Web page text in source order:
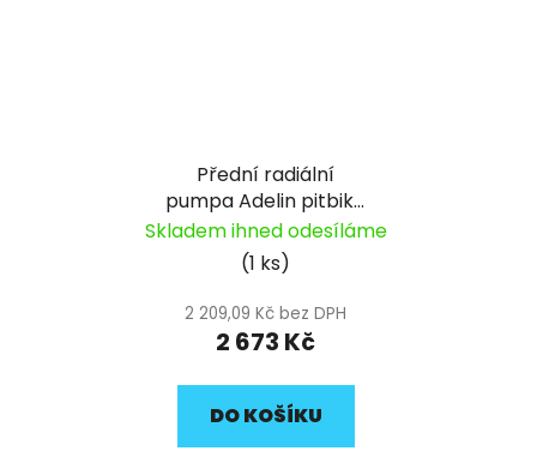
Přední radiální
pumpa Adelin pitbike
YCF
Skladem ihned odesíláme
(1 ks)
2 209,09 Kč bez DPH
2 673 Kč
DO KOŠÍKU